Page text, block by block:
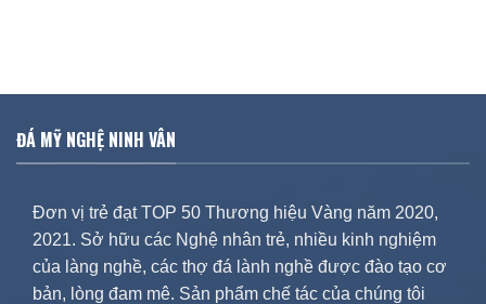
ĐÁ MỸ NGHỆ NINH VÂN
Đơn vị trẻ đạt TOP 50 Thương hiệu Vàng năm 2020,
2021. Sở hữu các Nghệ nhân trẻ, nhiều kinh nghiệm
của làng nghề, các thợ đá lành nghề được đào tạo cơ
bản, lòng đam mê. Sản phẩm chế tác của chúng tôi